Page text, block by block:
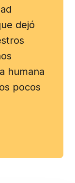
dejó
humana
pocos